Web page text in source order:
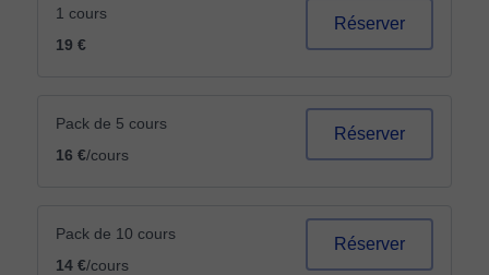
1 cours
19 €
Réserver
Pack de 5 cours
16 €/cours
Réserver
Pack de 10 cours
14 €/cours
Réserver